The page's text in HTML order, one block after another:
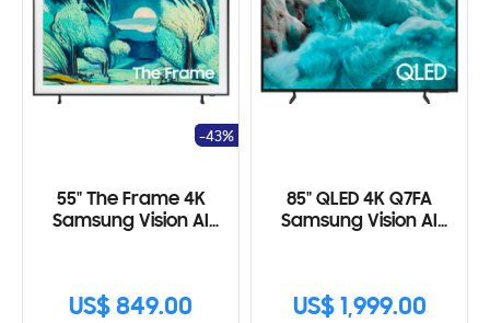
55" The Frame 4K
Samsung Vision AI
US$ 849.00
-43%
85" QLED 4K Q7FA
Samsung Vision AI
US$ 1,999.00